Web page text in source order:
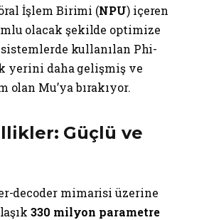
İşlem Birimi (NPU) içeren
olacak şekilde optimize
sistemlerde kullanılan Phi-
yerini daha gelişmiş ve
olan Mu’ya bırakıyor.
Güçlü ve
decoder mimarisi üzerine
330 milyon parametre